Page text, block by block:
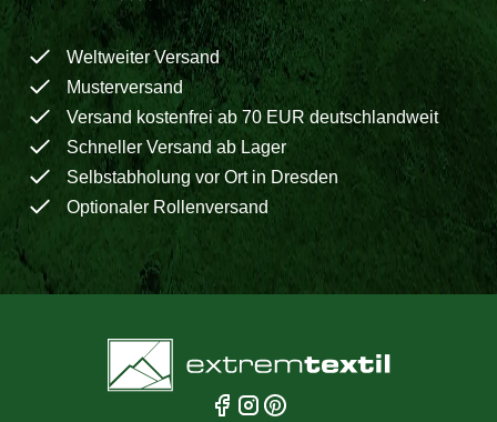
Weltweiter Versand
Musterversand
Versand kostenfrei ab 70 EUR deutschlandweit
Schneller Versand ab Lager
Selbstabholung vor Ort in Dresden
Optionaler Rollenversand